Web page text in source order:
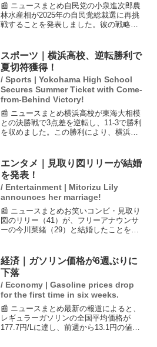
📰 ニュースまとめ自民党の小泉進次郎農
林水産相が2025年の自民党総裁選に再挑
戦することを発表しました。彼の戦略
が人々の生活に大きな影響を与えると考
えており、今回の選挙...
スポーツ｜横浜高校、逆転勝利で
夏切符獲得！
/ Sports | Yokohama High School
Secures Summer Ticket with Come-
from-Behind Victory!
📰 ニュースまとめ横浜高校が東海大相模
との決勝戦で3点差を逆転し、11-3で勝利
を収めました。この勝利により、横浜は
は横浜スタジアムで行われ、超満員の観
衆に見守...
エンタメ｜見取り図リリーが結婚
を発表！
/ Entertainment | Mitorizu Lily
announces her marriage!
📰 ニュースまとめお笑いコンビ・見取り
図のリリー（41）が、フリーアナウンサ
ーの今川菜緒（29）と結婚したことをラ
係を大切に育んできたことを明かし、結
婚に至るまでの道...
経済｜ガソリン価格が6週ぶりに
下落
/ Economy | Gasoline prices drop
for the first time in six weeks.
📰 ニュースまとめ最新の報道によると、
レギュラーガソリンの全国平均価格が
177.7円/Lに達し、前週から13.1円の値下